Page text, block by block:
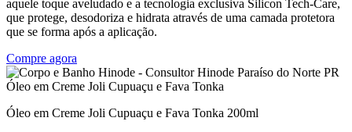
aquele toque aveludado e a tecnologia exclusiva Silicon Tech-Care,
que protege, desodoriza e hidrata através de uma camada protetora
que se forma após a aplicação.
Compre agora
Óleo em Creme Joli Cupuaçu e Fava Tonka
Óleo em Creme Joli Cupuaçu e Fava Tonka 200ml